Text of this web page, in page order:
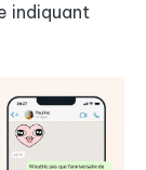
indiquant